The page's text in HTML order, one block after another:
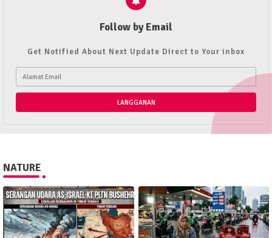
Follow by Email
Get Notified About Next Update Direct to Your inbox
NATURE